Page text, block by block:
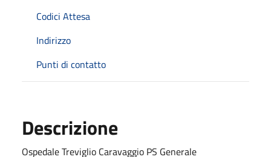
Codici Attesa
Indirizzo
Punti di contatto
Descrizione
Ospedale Treviglio Caravaggio PS Generale